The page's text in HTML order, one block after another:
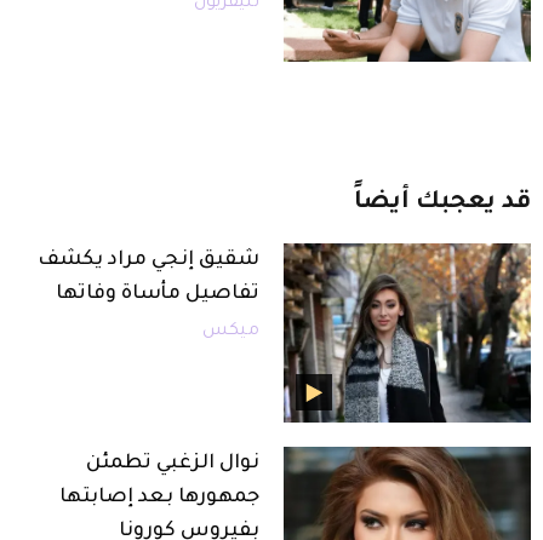
قد يعجبك أيضاً
شقيق إنجي مراد يكشف
تفاصيل مأساة وفاتها
ميكس
نوال الزغبي تطمئن
جمهورها بعد إصابتها
بفيروس كورونا